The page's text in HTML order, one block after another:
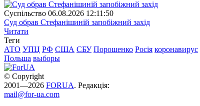
Суспiльство 06.08.2026 12:11:50
Суд обрав Стефанішиній запобіжний захід
Читати
Теги
АТО УПЦ РФ США СБУ Порошенко Росія коронавирус
Польша выборы
© Copyright
2001—2026 FORUA. Редакція:
mail@for-ua.com